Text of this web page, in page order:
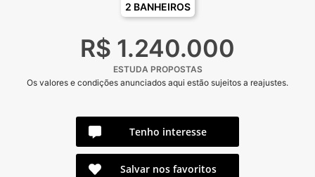
2 BANHEIROS
R$ 1.240.000
ESTUDA PROPOSTAS
Os valores e condições anunciados aqui estão sujeitos a reajustes.
Tenho interesse
Salvar nos favoritos